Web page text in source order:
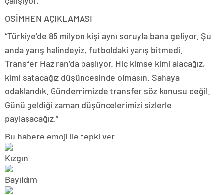
OSİMHEN AÇIKLAMASI
“Türkiye’de 85 milyon kişi aynı soruyla bana geliyor. Şu
anda yarış halindeyiz, futboldaki yarış bitmedi.
Transfer Haziran’da başlıyor. Hiç kimse kimi alacağız,
kimi satacağız düşüncesinde olmasın. Sahaya
odaklandık. Gündemimizde transfer söz konusu değil.
Günü geldiği zaman düşüncelerimizi sizlerle
paylaşacağız.”
Bu habere emoji ile tepki ver